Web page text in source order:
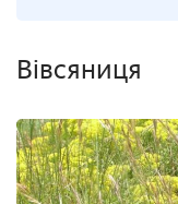
Вівсяниця